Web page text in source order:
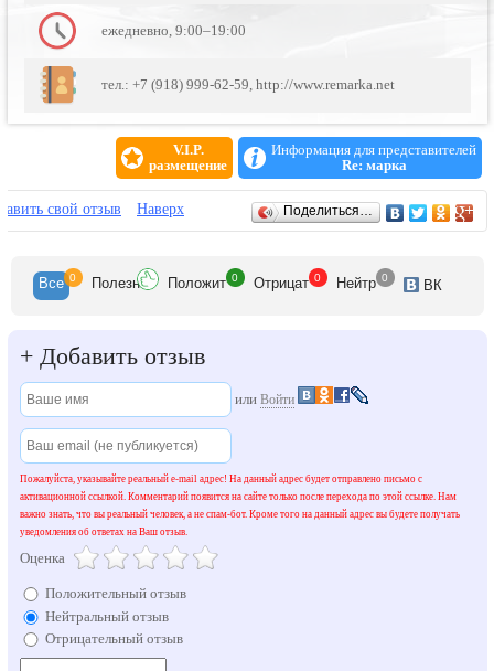
ежедневно, 9:00–19:00
тел.: +7 (918) 999-62-59, http://www.remarka.net
V.I.P.
размещение
Информация для представителей
Re: марка
Отзывы
свой отзыв Наверх Поделиться…
Все 0 Полезн Положит 0 Отрицат 0 Нейтр 0 ВК
+ Добавить отзыв
или Войти
Пожалуйста, указывайте реальный e-mail адрес! На данный адрес будет отправлено письмо с
активационной ссылкой. Комментарий появится на сайте только после перехода по этой ссылке. Нам
важно знать, что вы реальный человек, а не спам-бот. Кроме того на данный адрес вы будете получать
уведомления об ответах на Ваш отзыв.
Оценка
Положительный отзыв
Нейтральный отзыв
Отрицательный отзыв